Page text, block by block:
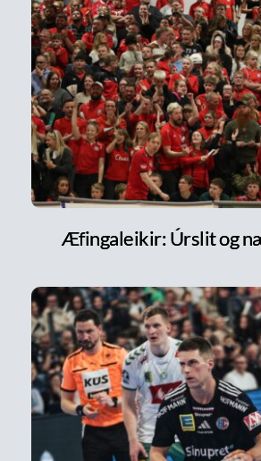
Æfingaleikir: Úrslit og